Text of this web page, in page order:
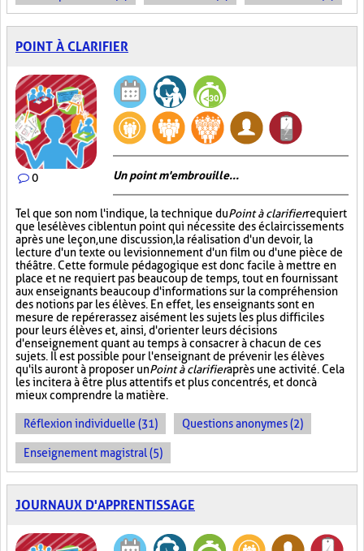
POINT À CLARIFIER
0 Un point m'embrouille...
Tel que son nom l'indique, la technique duPoint à clarifierrequiert
que les élèves ciblent un point qui nécessite des éclaircissements
après une leçon, une discussion, la réalisation d'un devoir, la
lecture d'un texte ou le visionnement d'un film ou d'une pièce de
théâtre. Cette formule pédagogique est donc facile à mettre en
place et ne requiert pas beaucoup de temps, tout en fournissant
aux enseignants beaucoup d'informations sur la compréhension
des notions par les élèves. En effet, les enseignants sont en
mesure de repérer assez aisément les sujets les plus difficiles
pour leurs élèves et, ainsi, d'orienter leurs décisions
d'enseignement quant au temps à consacrer à chacun de ces
sujets. Il est possible pour l'enseignant de prévenir les élèves
qu'ils auront à proposer unPoint à clarifieraprès une activité. Cela
les incitera à être plus attentifs et plus concentrés, et donc à
mieux comprendre la matière.
Réflexion individuelle (31) Questions anonymes (2)
Enseignement magistral (5)
JOURNAUX D'APPRENTISSAGE